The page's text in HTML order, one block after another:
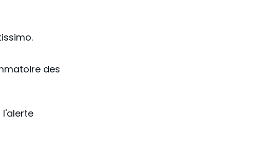
des
l'alerte